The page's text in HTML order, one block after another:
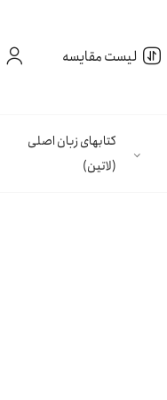
لیست مقایسه
کتابهای زبان اصلی
(لاتین)